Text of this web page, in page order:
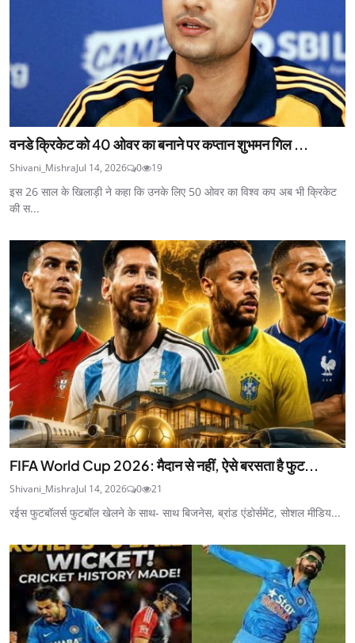
वनडे क्रिकेट को 40 ओवर का बनाने पर कप्तान शुभमन गिल ...
Shivani_MishraJul 14, 2026 0 19
इस 26 साल के खिलाड़ी ने कहा कि उनके लिए 50 ओवर का विश्व कप अब भी क्रिकेट
की स...
FIFA World Cup 2026: मैदान से नहीं, ऐसे बरसता है फुट...
Shivani_MishraJul 14, 2026 0 21
रईस फुटबॉलर्स फुटबॉल खेलने के साथ- साथ बिजनेस, ब्रांड एंडोर्समेंट, सोशल मीडिय...